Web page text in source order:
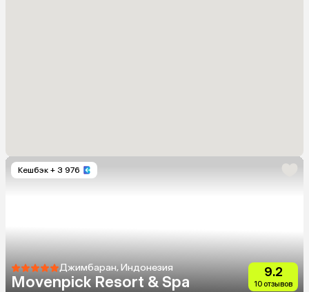
Кешбэк + 3 976
Джимбаран, Индонезия
Movenpick Resort & Spa
9.2
10 отзывов